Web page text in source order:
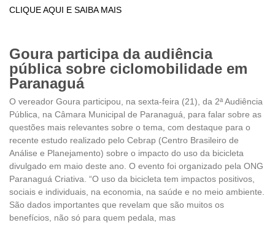
CLIQUE AQUI E SAIBA MAIS
Goura participa da audiência
pública sobre ciclomobilidade em
Paranaguá
O vereador Goura participou, na sexta-feira (21), da 2ª Audiência
Pública, na Câmara Municipal de Paranaguá, para falar sobre as
questões mais relevantes sobre o tema, com destaque para o
recente estudo realizado pelo Cebrap (Centro Brasileiro de
Análise e Planejamento) sobre o impacto do uso da bicicleta
divulgado em maio deste ano. O evento foi organizado pela ONG
Paranaguá Criativa. “O uso da bicicleta tem impactos positivos,
sociais e individuais, na economia, na saúde e no meio ambiente.
São dados importantes que revelam que são muitos os
benefícios, não só para quem pedala, mas